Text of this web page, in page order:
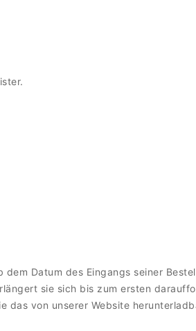
Datum des Eingangs seiner
sie sich bis zum ersten
von unserer Website